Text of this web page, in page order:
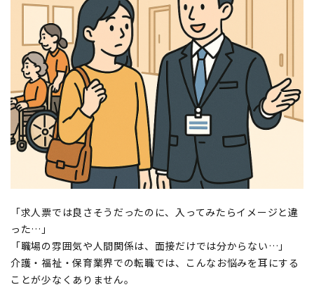
「求人票では良さそうだったのに、入ってみたらイメージと違
った…」
「職場の雰囲気や人間関係は、面接だけでは分からない…」
介護・福祉・保育業界での転職では、こんなお悩みを耳にする
ことが少なくありません。